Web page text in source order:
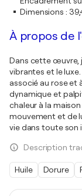
Dimensions :
À propos de
Dans cette œuvre,
vibrantes et le
associé au rose et
dynamique et
chaleur à la
mouvement et de
vie dans toute son
Description
Huile Dorure